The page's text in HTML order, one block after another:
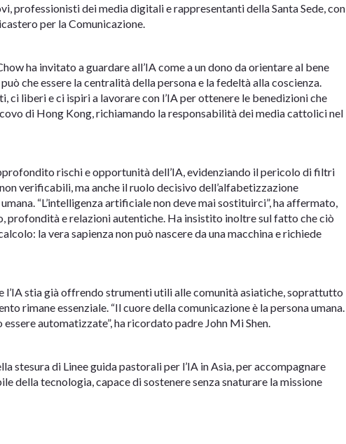
professionisti dei media digitali e rappresentanti della Santa Sede, con
per la Comunicazione.
ha invitato a guardare all’IA come a un dono da orientare al bene
che essere la centralità della persona e la fedeltà alla coscienza.
ci liberi e ci ispiri a lavorare con l’IA per ottenere le benedizioni che
di Hong Kong, richiamando la responsabilità dei media cattolici nel
rischi e opportunità dell’IA, evidenziando il pericolo di filtri
verificabili, ma anche il ruolo decisivo dell’alfabetizzazione
“L’intelligenza artificiale non deve mai sostituirci”, ha affermato,
profondità e relazioni autentiche. Ha insistito inoltre sul fatto che ciò
la vera sapienza non può nascere da una macchina e richiede
l’IA stia già offrendo strumenti utili alle comunità asiatiche, soprattutto
rimane essenziale. “Il cuore della comunicazione è la persona umana.
automatizzate”, ha ricordato padre John Mi Shen.
stesura di Linee guida pastorali per l’IA in Asia, per accompagnare
della tecnologia, capace di sostenere senza snaturare la missione